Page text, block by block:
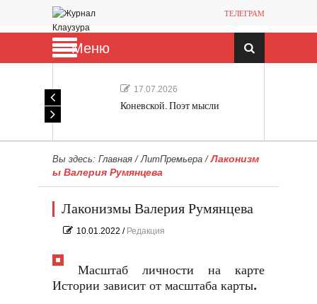
ТЕЛЕГРАМ
Меню
17.07.2026
Коневской. Поэт мысли
Вы здесь: Главная /ЛитПремьера /Лаконизм
ы Валерия Румянцева
Лаконизмы Валерия Румянцева
10.01.2022 / Редакция
Масштаб личности на карте
Истории зависит от масштаба карты.